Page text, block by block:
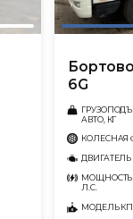
6G
АВТО, КГ
КОЛЕСНАЯ
ДВИГАТЕЛЬ
МОЩНОСТЬ
Л.С.
МОДЕЛЬ